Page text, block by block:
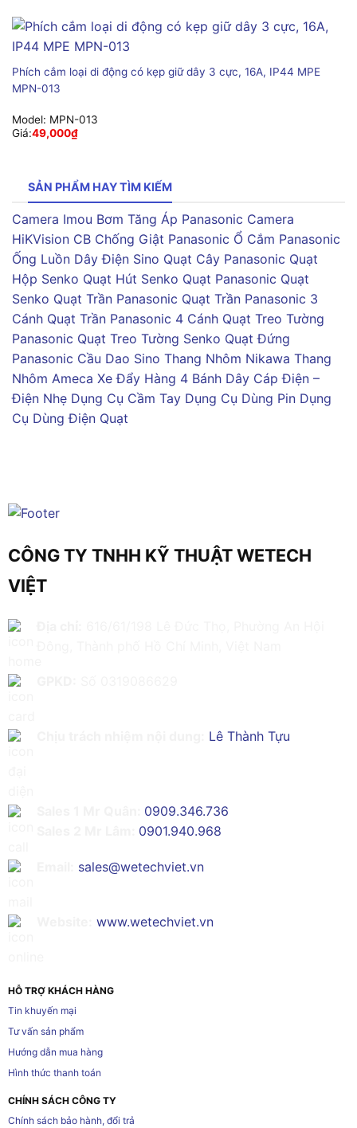
Phích cắm loại di động có kẹp giữ dây 3 cực, 16A, IP44 MPE
MPN-013
Model: MPN-013
Giá:49,000₫
SẢN PHẨM HAY TÌM KIẾM
Camera Imou Bơm Tăng Áp Panasonic Camera
HiKVision CB Chống Giật Panasonic Ổ Cắm Panasonic
Ống Luồn Dây Điện Sino Quạt Cây Panasonic Quạt
Hộp Senko Quạt Hút Senko Quạt Panasonic Quạt
Senko Quạt Trần Panasonic Quạt Trần Panasonic 3
Cánh Quạt Trần Panasonic 4 Cánh Quạt Treo Tường
Panasonic Quạt Treo Tường Senko Quạt Đứng
Panasonic Cầu Dao Sino Thang Nhôm Nikawa Thang
Nhôm Ameca Xe Đẩy Hàng 4 Bánh Dây Cáp Điện –
Điện Nhẹ Dụng Cụ Cầm Tay Dụng Cụ Dùng Pin Dụng
Cụ Dùng Điện Quạt
CÔNG TY TNHH KỸ THUẬT WETECH
VIỆT
Lê Thành Tựu
0909.346.736
0901.940.968
sales@wetechviet.vn
www.wetechviet.vn
HỖ TRỢ KHÁCH HÀNG
Tin khuyến mại
Tư vấn sản phẩm
Hướng dẫn mua hàng
Hình thức thanh toán
CHÍNH SÁCH CÔNG TY
Chính sách bảo hành, đổi trả